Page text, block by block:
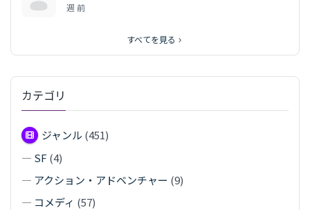
週 前
すべてを見る
カテゴリ
ジャンル (451)
— SF (4)
— アクション・アドベンチャー (9)
— コメディ (57)